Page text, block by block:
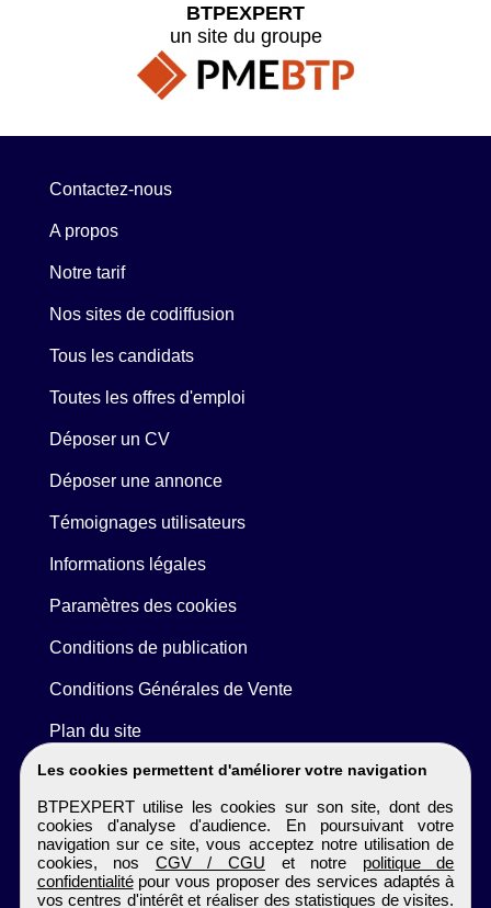
Les cookies permettent d'améliorer votre navigation
BTPEXPERT utilise les cookies sur son site, dont des
cookies d'analyse d'audience. En poursuivant votre
navigation sur ce site, vous acceptez notre utilisation de
cookies, nos CGV / CGU et notre politique de
confidentialitépour vous proposer des services adaptés à
vos centres d'intérêt et réaliser des statistiques de visites.
BTPEXPERT
un site du groupe
Contactez-nous
A propos
Notre tarif
Nos sites de codiffusion
Tous les candidats
Toutes les offres d'emploi
Déposer un CV
Déposer une annonce
Témoignages utilisateurs
Informations légales
Paramètres des cookies
Conditions de publication
Conditions Générales de Vente
Plan du site